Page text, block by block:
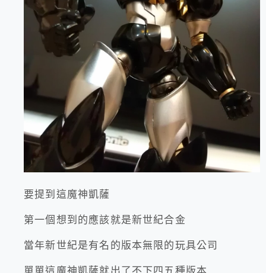
要提到這魔神凱薩
第一個想到的應該就是新世紀合金
當年新世紀是有名的版本無限的玩具公司